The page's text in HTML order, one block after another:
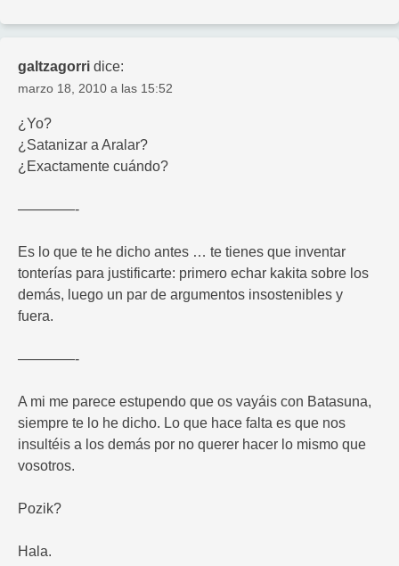
galtzagorri dice:
marzo 18, 2010 a las 15:52
¿Yo?
¿Satanizar a Aralar?
¿Exactamente cuándo?
————-
Es lo que te he dicho antes … te tienes que inventar
tonterías para justificarte: primero echar kakita sobre los
demás, luego un par de argumentos insostenibles y
fuera.
————-
A mi me parece estupendo que os vayáis con Batasuna,
siempre te lo he dicho. Lo que hace falta es que nos
insultéis a los demás por no querer hacer lo mismo que
vosotros.
Pozik?
Hala.